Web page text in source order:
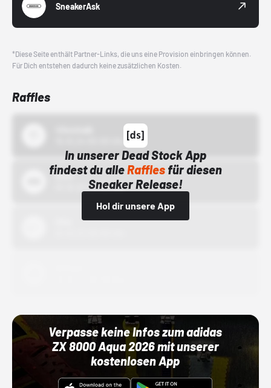
SneakerAsk
*Diese Seite enthält Partner-Links, die uns eine Provision einbringen können.
Für Dich entstehen dadurch keine zusätzlichen Kosten.
Raffles
In unserer Dead Stock App
findest du alleRafflesfür diesen
Sneaker Release!
Hol dir unsere App
Bstn
01.10.22 00:00 Uhr
Verpasse keine Infos zum adidas
ZX 8000 Aqua 2026 mit unserer
kostenlosen App